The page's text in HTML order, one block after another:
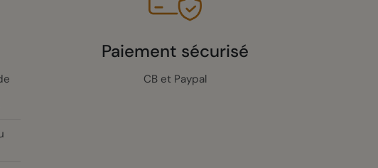
Paiement sécurisé
CB et Paypal